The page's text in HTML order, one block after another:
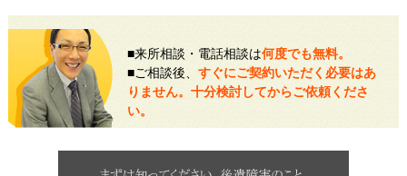
■来所相談・電話相談は何度でも無料。
■ご相談後、 すぐにご契約いただく必要はあ
りません。十分検討してからご依頼くださ
い。